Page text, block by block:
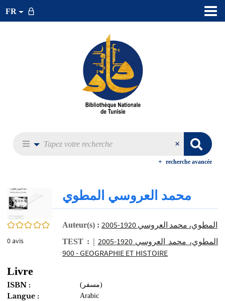
FR
recherche avancée
0/5
0avis
محمد العروسي المطوي
Auteur(s) : المطوي، محمد العروسي 1920-2005
TEST : المطوي، محمد العروسي 1920-2005
|
900 - GEOGRAPHIE ET HISTOIRE
Livre
ISBN : (مسفر)
Langue : Arabic